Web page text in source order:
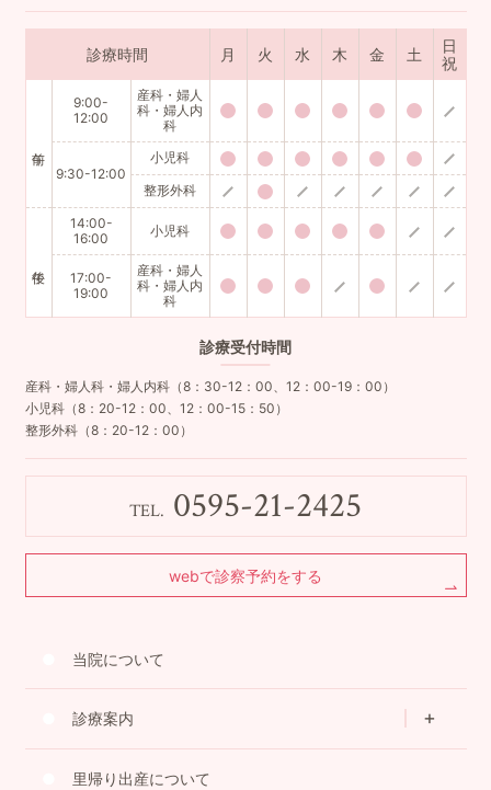
診療時間 月 火 水 木 金 土
日
祝
9:00-
12:00
産科・婦人
科・婦人内
科
9:30-12:00
小児科
整形外科
14:00-
16:00
小児科
17:00-
19:00
産科・婦人
科・婦人内
科
診療受付時間
産科・婦人科・婦人内科（8：30-12：00、12：00-19：00）
小児科（8：20-12：00、12：00-15：50）
整形外科（8：20-12：00）
TEL. 0595-21-2425
webで診察予約をする
当院について
診療案内
里帰り出産について